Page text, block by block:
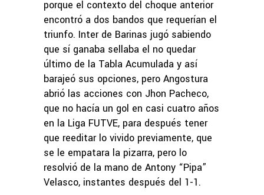
porque el contexto del choque anterior
encontró a dos bandos que requerían el
triunfo. Inter de Barinas jugó sabiendo
que sí ganaba sellaba el no quedar
último de la Tabla Acumulada y así
barajeó sus opciones, pero Angostura
abrió las acciones con Jhon Pacheco,
que no hacía un gol en casi cuatro años
en la Liga FUTVE, para después tener
que reeditar lo vivido previamente, que
se le empatara la pizarra, pero lo
resolvió de la mano de Antony “Pipa”
Velasco, instantes después del 1-1.